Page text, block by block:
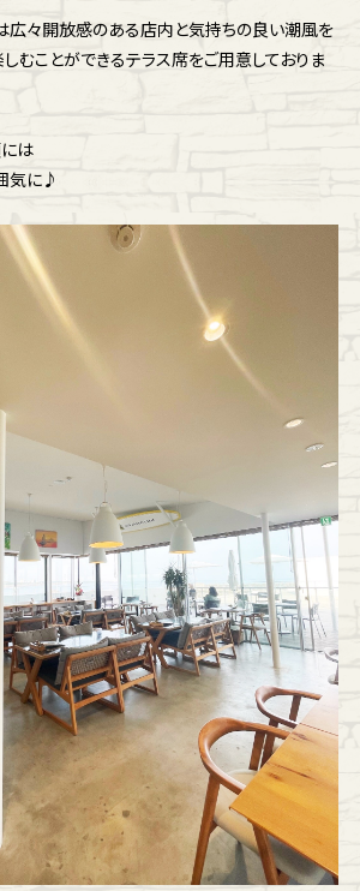
々開放感のある店内と気持ちの良い潮風を
むことができるテラス席をご用意しておりま
は
気に♪